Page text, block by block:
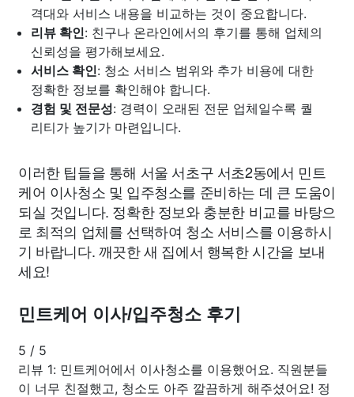
격대와 서비스 내용을 비교하는 것이 중요합니다.
리뷰 확인: 친구나 온라인에서의 후기를 통해 업체의
신뢰성을 평가해보세요.
서비스 확인: 청소 서비스 범위와 추가 비용에 대한
정확한 정보를 확인해야 합니다.
경험 및 전문성: 경력이 오래된 전문 업체일수록 퀄
리티가 높기가 마련입니다.
이러한 팁들을 통해 서울 서초구 서초2동에서 민트
케어 이사청소 및 입주청소를 준비하는 데 큰 도움이
되실 것입니다. 정확한 정보와 충분한 비교를 바탕으
로 최적의 업체를 선택하여 청소 서비스를 이용하시
기 바랍니다. 깨끗한 새 집에서 행복한 시간을 보내
세요!
민트케어 이사/입주청소 후기
5 / 5
리뷰 1: 민트케어에서 이사청소를 이용했어요. 직원분들
이 너무 친절했고, 청소도 아주 깔끔하게 해주셨어요! 정